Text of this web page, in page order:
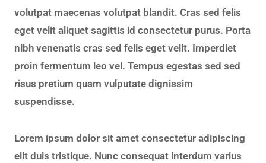
volutpat maecenas volutpat blandit. Cras sed felis
eget velit aliquet sagittis id consectetur purus. Porta
nibh venenatis cras sed felis eget velit. Imperdiet
proin fermentum leo vel. Tempus egestas sed sed
risus pretium quam vulputate dignissim
suspendisse.
Lorem ipsum dolor sit amet consectetur adipiscing
elit duis tristique. Nunc consequat interdum varius